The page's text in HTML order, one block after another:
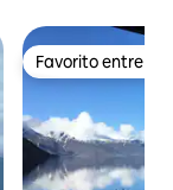
Favorito entre
Favorito entre